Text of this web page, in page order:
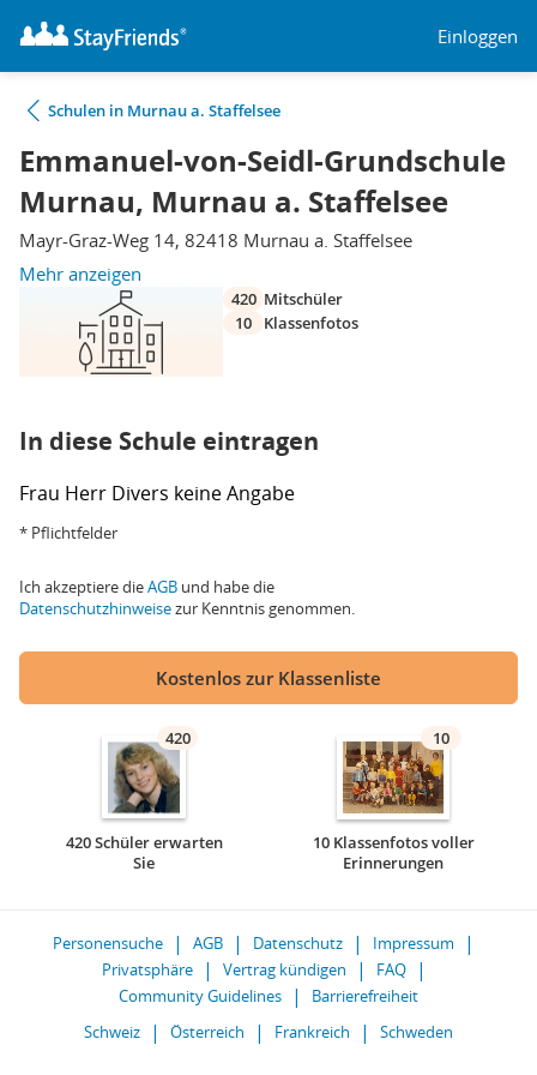
Einloggen
Schulen in Murnau a. Staffelsee
Emmanuel-von-Seidl-Grundschule
Murnau, Murnau a. Staffelsee
Mayr-Graz-Weg 14, 82418 Murnau a. Staffelsee
Mehr anzeigen
420 Mitschüler
10
Klassenfotos
In diese Schule eintragen
Frau Herr Divers keine Angabe
* Pflichtfelder
Ich akzeptiere dieAGB und habe die
Datenschutzhinweisezur Kenntnis genommen.
Kostenlos zur Klassenliste
420
420 Schüler erwarten
Sie
10
10 Klassenfotos voller
Erinnerungen
Personensuche AGB Datenschutz
Impressum
Privatsphäre
Vertrag kündigen
FAQ
Community Guidelines
Barrierefreiheit
Schweiz
Österreich Frankreich Schweden